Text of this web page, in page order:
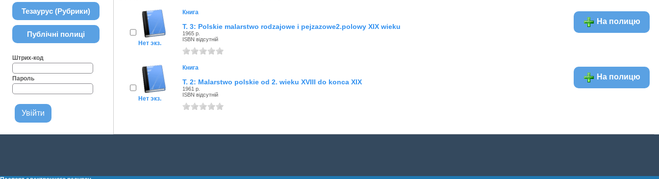
Тезаурус (Рубрики)
Публічні полиці
Штрих-код
Пароль
Нет экз.
Книга
T. 3: Polskie malarstwo rodzajowe i pejzazowe2.polowy XIX wieku
1965 р.
ISBN відсутній
На полицю
Нет экз.
Книга
T. 2: Malarstwo polskie od 2. wieku XVIII do konca XIX
1961 р.
ISBN відсутній
На полицю